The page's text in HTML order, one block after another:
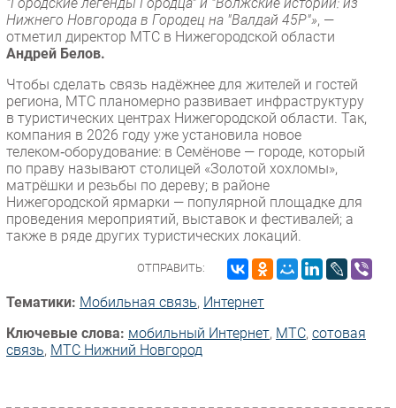
Нижнего Новгорода в Городец на "Валдай 45Р"», —
отметил директор МТС в Нижегородской области
Андрей Белов.
Чтобы сделать связь надёжнее для жителей и гостей
региона, МТС планомерно развивает инфраструктуру
в туристических центрах Нижегородской области. Так,
компания в 2026 году уже установила новое
телеком‑оборудование: в Семёнове — городе, который
по праву называют столицей «Золотой хохломы»,
матрёшки и резьбы по дереву; в районе
Нижегородской ярмарки — популярной площадке для
проведения мероприятий, выставок и фестивалей; а
также в ряде других туристических локаций.
ОТПРАВИТЬ:
Тематики: Мобильная связь, Интернет
Ключевые слова: мобильный Интернет, МТС, сотовая
связь, МТС Нижний Новгород